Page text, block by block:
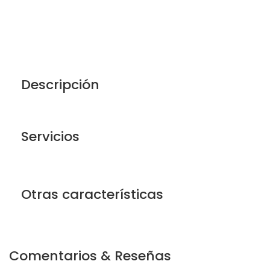
Descripción
Servicios
Otras características
Comentarios & Reseñas